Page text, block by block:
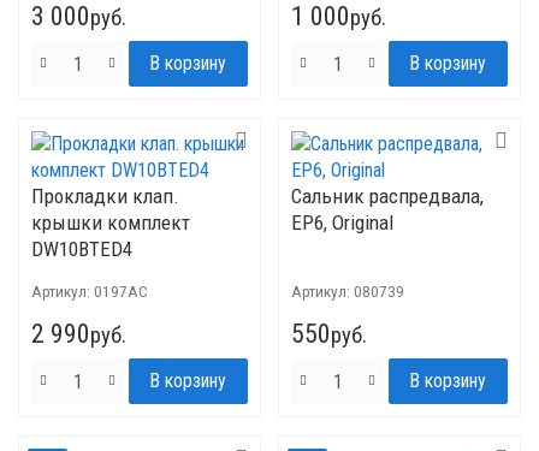
3 000руб. 1 000руб.
Прокладки клап.
крышки комплект
DW10BTED4
Артикул: 0197AC
2 990руб.
Сальник распредвала,
EP6, Original
Артикул: 080739
550руб.